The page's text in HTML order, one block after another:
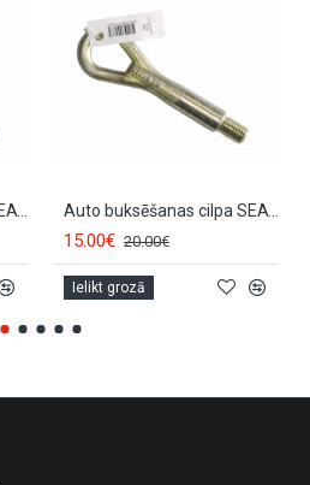
Auto buksēšanas cilpa SEAT CORDOBA (1999-2002) BK086 Auto buksēšanas cilpa SEAT IBIZA (1999-2002) BK086
15.00€ 20.00€
Ielikt grozā